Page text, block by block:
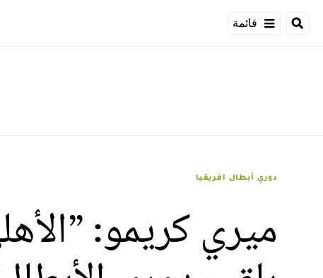
قائمة
دوري أبطال افريقيا
ميري كريمو: